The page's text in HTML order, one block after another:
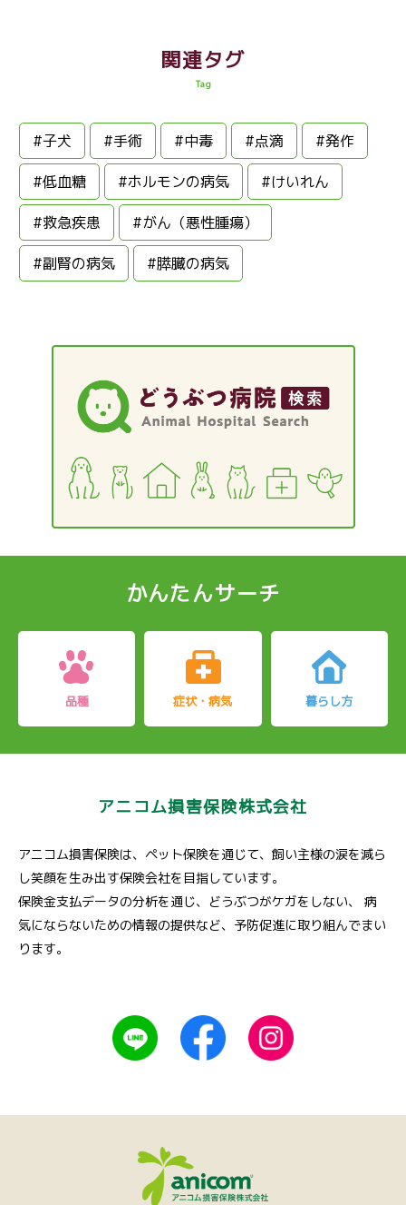
関連タグ
Tag
#子犬 #手術 #中毒 #点滴 #発作
#低血糖 #ホルモンの病気 #けいれん
#救急疾患 #がん（悪性腫瘍）
#副腎の病気 #膵臓の病気
かんたんサーチ
品種 症状・病気 暮らし方
アニコム損害保険株式会社
アニコム損害保険は、ペット保険を通じて、飼い主様の涙を減ら
し笑顔を生み出す保険会社を目指しています。
保険金支払データの分析を通じ、どうぶつがケガをしない、 病
気にならないための情報の提供など、予防促進に取り組んでまい
ります。